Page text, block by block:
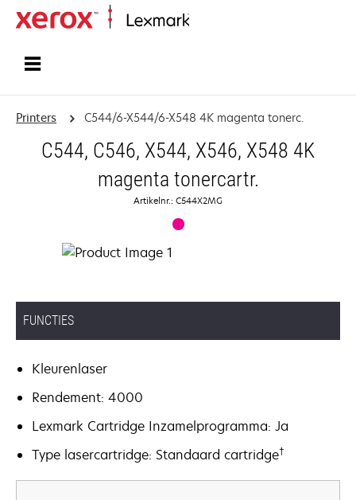
Printers C544/6-X544/6-X548 4K magenta tonerc.
C544, C546, X544, X546, X548 4K
magenta tonercartr.
Artikelnr.: C544X2MG
FUNCTIES
Kleurenlaser
Rendement: 4000
Lexmark Cartridge Inzamelprogramma: Ja
Type lasercartridge: Standaard cartridge†